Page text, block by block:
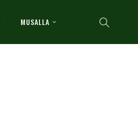
MUSALLA